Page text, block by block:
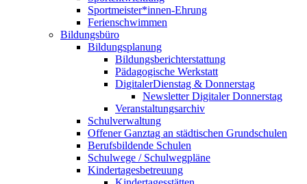
Sportmeister*innen-Ehrung
Ferienschwimmen
Bildungsbüro
Bildungsplanung
Bildungsberichterstattung
Pädagogische Werkstatt
DigitalerDienstag & Donnerstag
Newsletter Digitaler Donnerstag
Veranstaltungsarchiv
Schulverwaltung
Offener Ganztag an städtischen Grundschulen
Berufsbildende Schulen
Schulwege / Schulwegpläne
Kindertagesbetreuung